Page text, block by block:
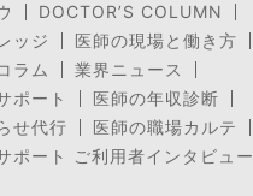
DOCTOR’S COLUMN
ッジ
医師の現場と働き方
ラム
業界ニュース
ポート
医師の年収診断
せ代行
医師の職場カルテ
ポート ご利用者インタビュー